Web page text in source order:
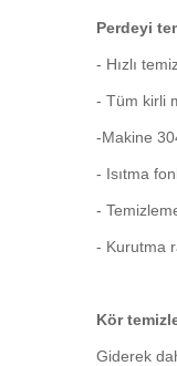
Perdeyi
- Hızlı
- Tüm kirli
-Makine
- Isıtma
-
- Kurutma
Kör
Giderek